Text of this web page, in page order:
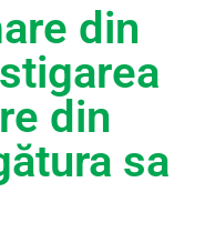
din
din
sa